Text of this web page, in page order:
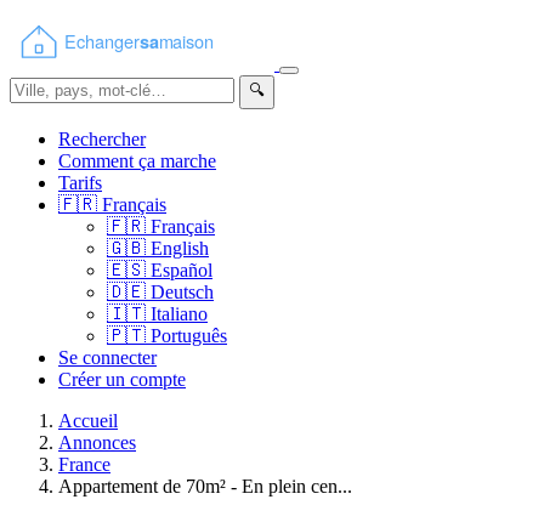
🔍
Rechercher
Comment ça marche
Tarifs
🇫🇷 Français
🇫🇷 Français
🇬🇧 English
🇪🇸 Español
🇩🇪 Deutsch
🇮🇹 Italiano
🇵🇹 Português
Se connecter
Créer un compte
Accueil
Annonces
France
Appartement de 70m² - En plein cen...